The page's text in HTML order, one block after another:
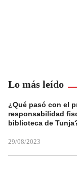
Lo más leído
¿Qué pasó con el
responsabilidad
biblioteca de
29/08/2023